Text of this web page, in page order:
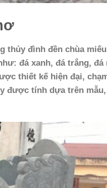
thủy đình đền chùa
đá xanh, đá trắng, đá
thiết kế hiện đại,
được tính dựa trên